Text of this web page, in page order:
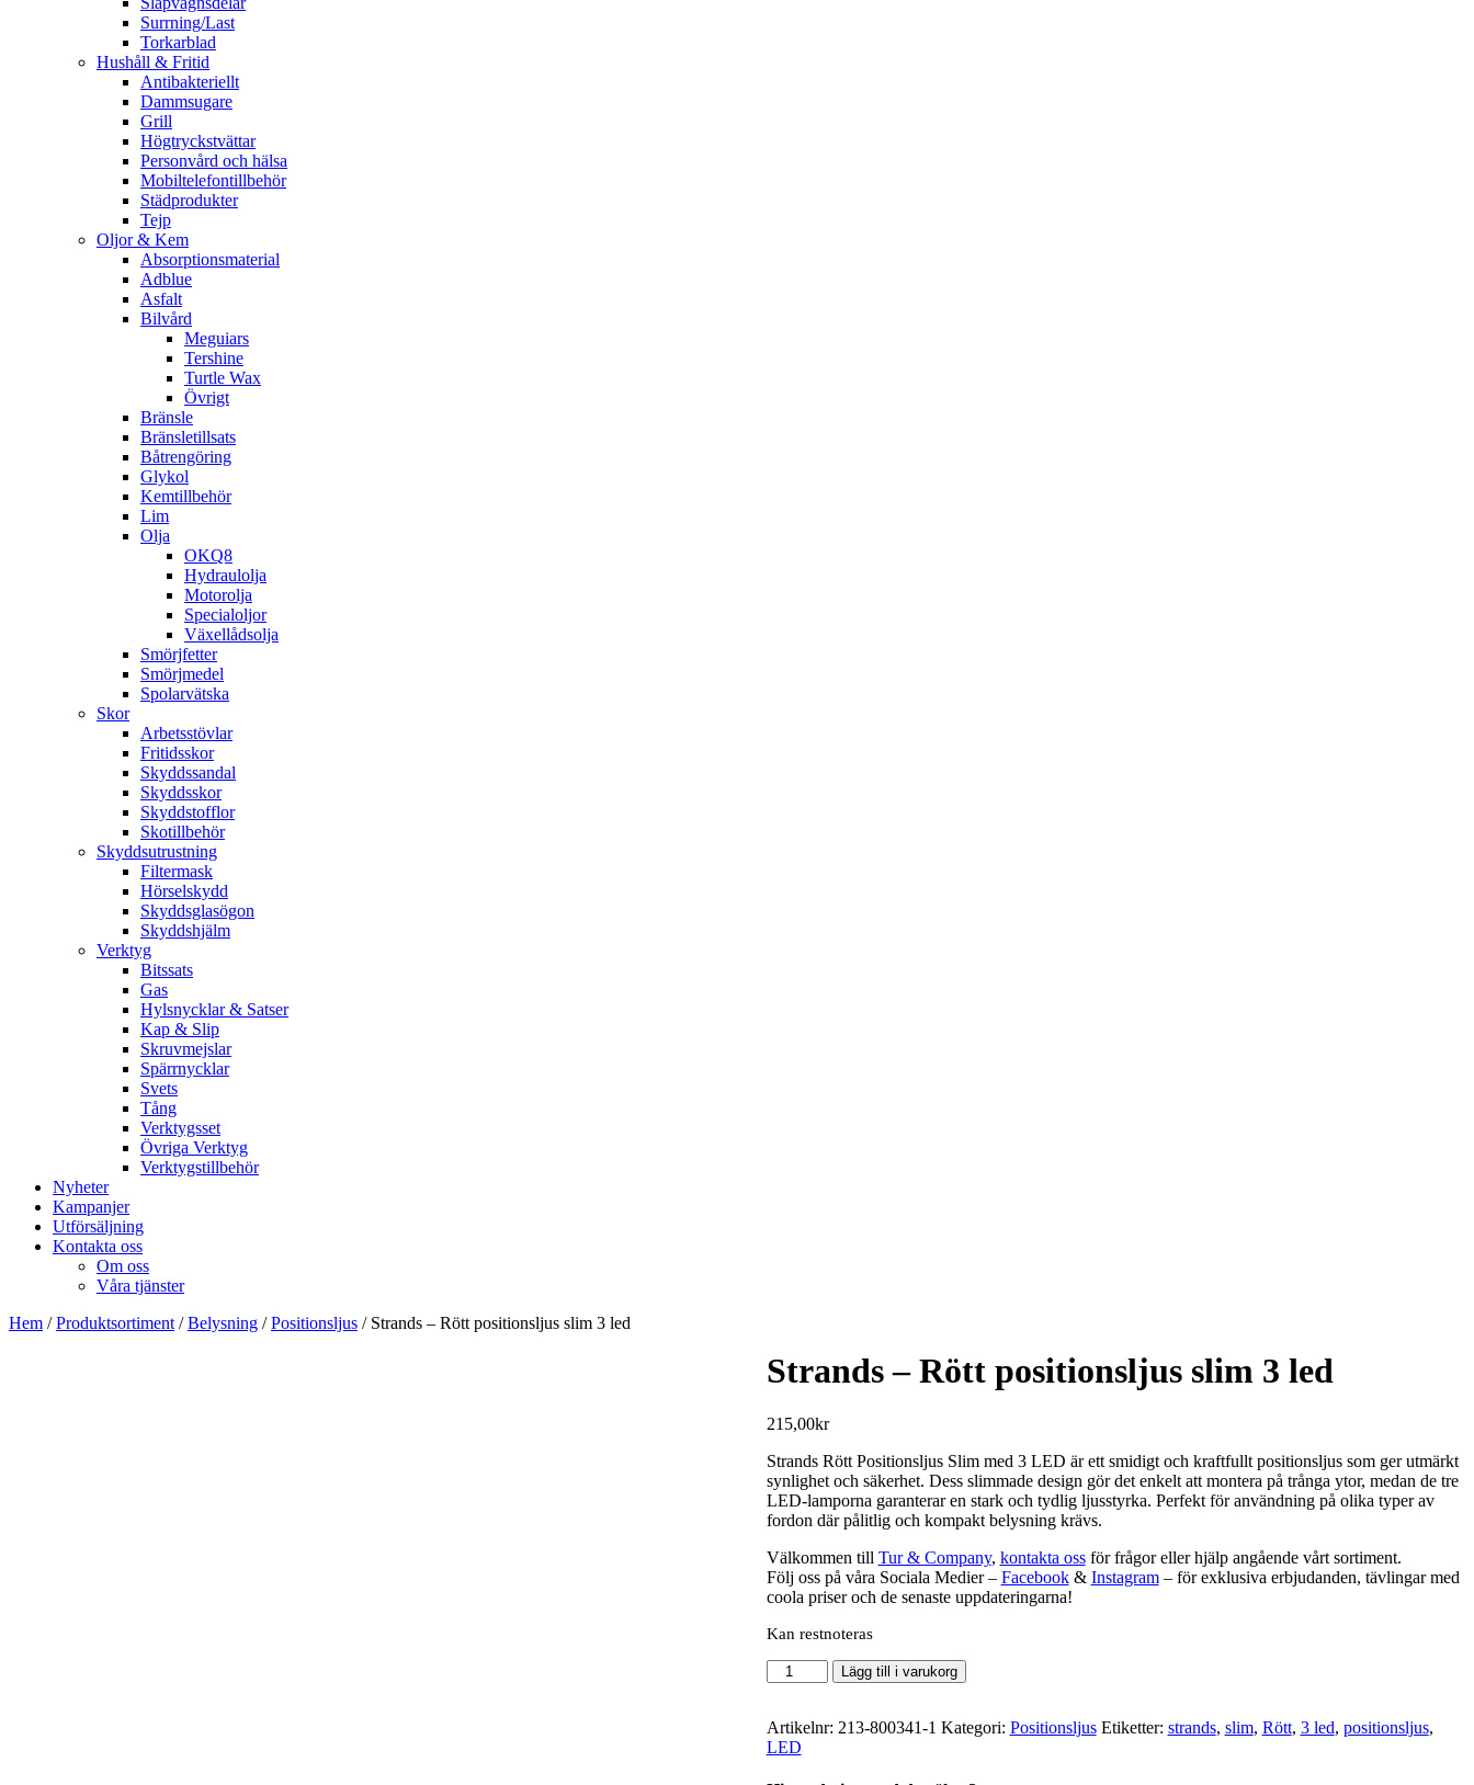
Surrning/Last
Torkarblad
Hushåll & Fritid
Antibakteriellt​
Dammsugare
Grill
Högtryckstvättar
Personvård och hälsa
Mobiltelefontillbehör
Städprodukter
Tejp
Oljor & Kem
Absorptionsmaterial
Adblue
Asfalt
Bilvård
Meguiars
Tershine
Turtle Wax
Övrigt
Bränsle
Bränsletillsats
Båtrengöring
Glykol
Kemtillbehör
Lim
Olja
OKQ8
Hydraulolja
Motorolja
Specialoljor
Växellådsolja
Smörjfetter
Smörjmedel
Spolarvätska
Skor
Arbetsstövlar
Fritidsskor
Skyddssandal
Skyddsskor
Skyddstofflor
Skotillbehör
Skyddsutrustning
Filtermask
Hörselskydd
Skyddsglasögon
Skyddshjälm
Verktyg
Bitssats
Gas
Hylsnycklar & Satser
Kap & Slip
Skruvmejslar
Spärrnycklar
Svets
Tång
Verktygsset
Övriga Verktyg
Verktygstillbehör
Nyheter
Kampanjer
Utförsäljning
Kontakta oss
Om oss
Våra tjänster
Hem /Produktsortiment /Belysning /Positionsljus / Strands – Rött positionsljus slim 3 led
Strands – Rött positionsljus slim 3 led
215,00kr
Strands Rött Positionsljus Slim med 3 LED är ett smidigt och kraftfullt positionsljus som ger utmärkt
synlighet och säkerhet. Dess slimmade design gör det enkelt att montera på trånga ytor, medan de tre
LED-lamporna garanterar en stark och tydlig ljusstyrka. Perfekt för användning på olika typer av
fordon där pålitlig och kompakt belysning krävs.
Välkommen till Tur & Company, kontakta ossför frågor eller hjälp angående vårt sortiment.
Följ oss på våra Sociala Medier – Facebook& Instagram– för exklusiva erbjudanden, tävlingar med
coola priser och de senaste uppdateringarna!
Kan restnoteras
Strands
-
positionsljus
slim
Lägg till i varukorg
Artikelnr: 213-800341-1 Kategori: Positionsljus Etiketter: strands, slim, Rött, 3 led, positionsljus,
LED